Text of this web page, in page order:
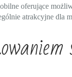
oferujące
atrakcyjne dla